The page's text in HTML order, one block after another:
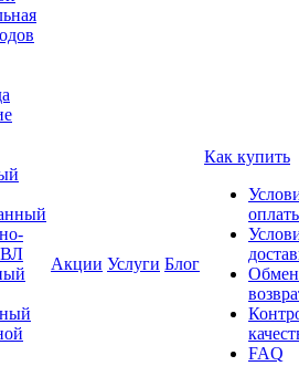
Акции Услуги Блог
Как купить
FAQ